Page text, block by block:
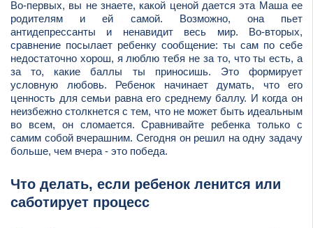
Во-первых, вы не знаете, какой ценой дается эта Маша ее
родителям и ей самой. Возможно, она пьет
антидепрессанты и ненавидит весь мир. Во-вторых,
сравнение посылает ребенку сообщение: ты сам по себе
недостаточно хорош, я люблю тебя не за то, что ты есть, а
за то, какие баллы ты приносишь. Это формирует
условную любовь. Ребенок начинает думать, что его
ценность для семьи равна его среднему баллу. И когда он
неизбежно столкнется с тем, что не может быть идеальным
во всем, он сломается. Сравнивайте ребенка только с
самим собой вчерашним. Сегодня он решил на одну задачу
больше, чем вчера - это победа.
Что делать, если ребенок ленится или
саботирует процесс